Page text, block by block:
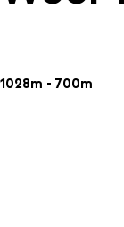
1028m - 700m